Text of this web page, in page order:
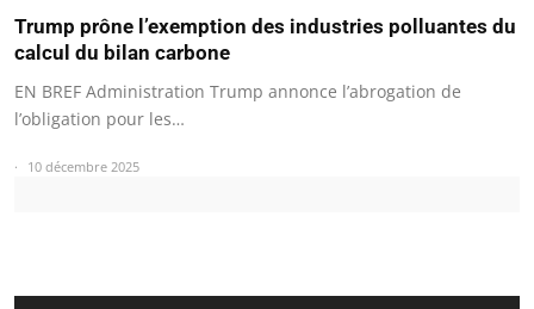
Trump prône l’exemption des industries polluantes du
calcul du bilan carbone
EN BREF Administration Trump annonce l’abrogation de
l’obligation pour les…
10 décembre 2025